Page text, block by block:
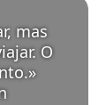
mas
O